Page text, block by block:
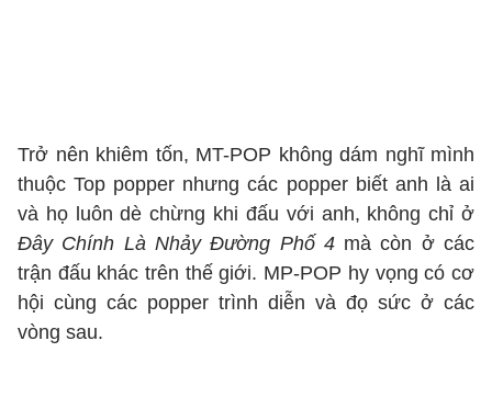
Trở nên khiêm tốn, MT-POP không dám nghĩ mình
thuộc Top popper nhưng các popper biết anh là ai
và họ luôn dè chừng khi đấu với anh, không chỉ ở
Đây Chính Là Nhảy Đường Phố 4mà còn ở các
trận đấu khác trên thế giới. MP-POP hy vọng có cơ
hội cùng các popper trình diễn và đọ sức ở các
vòng sau.